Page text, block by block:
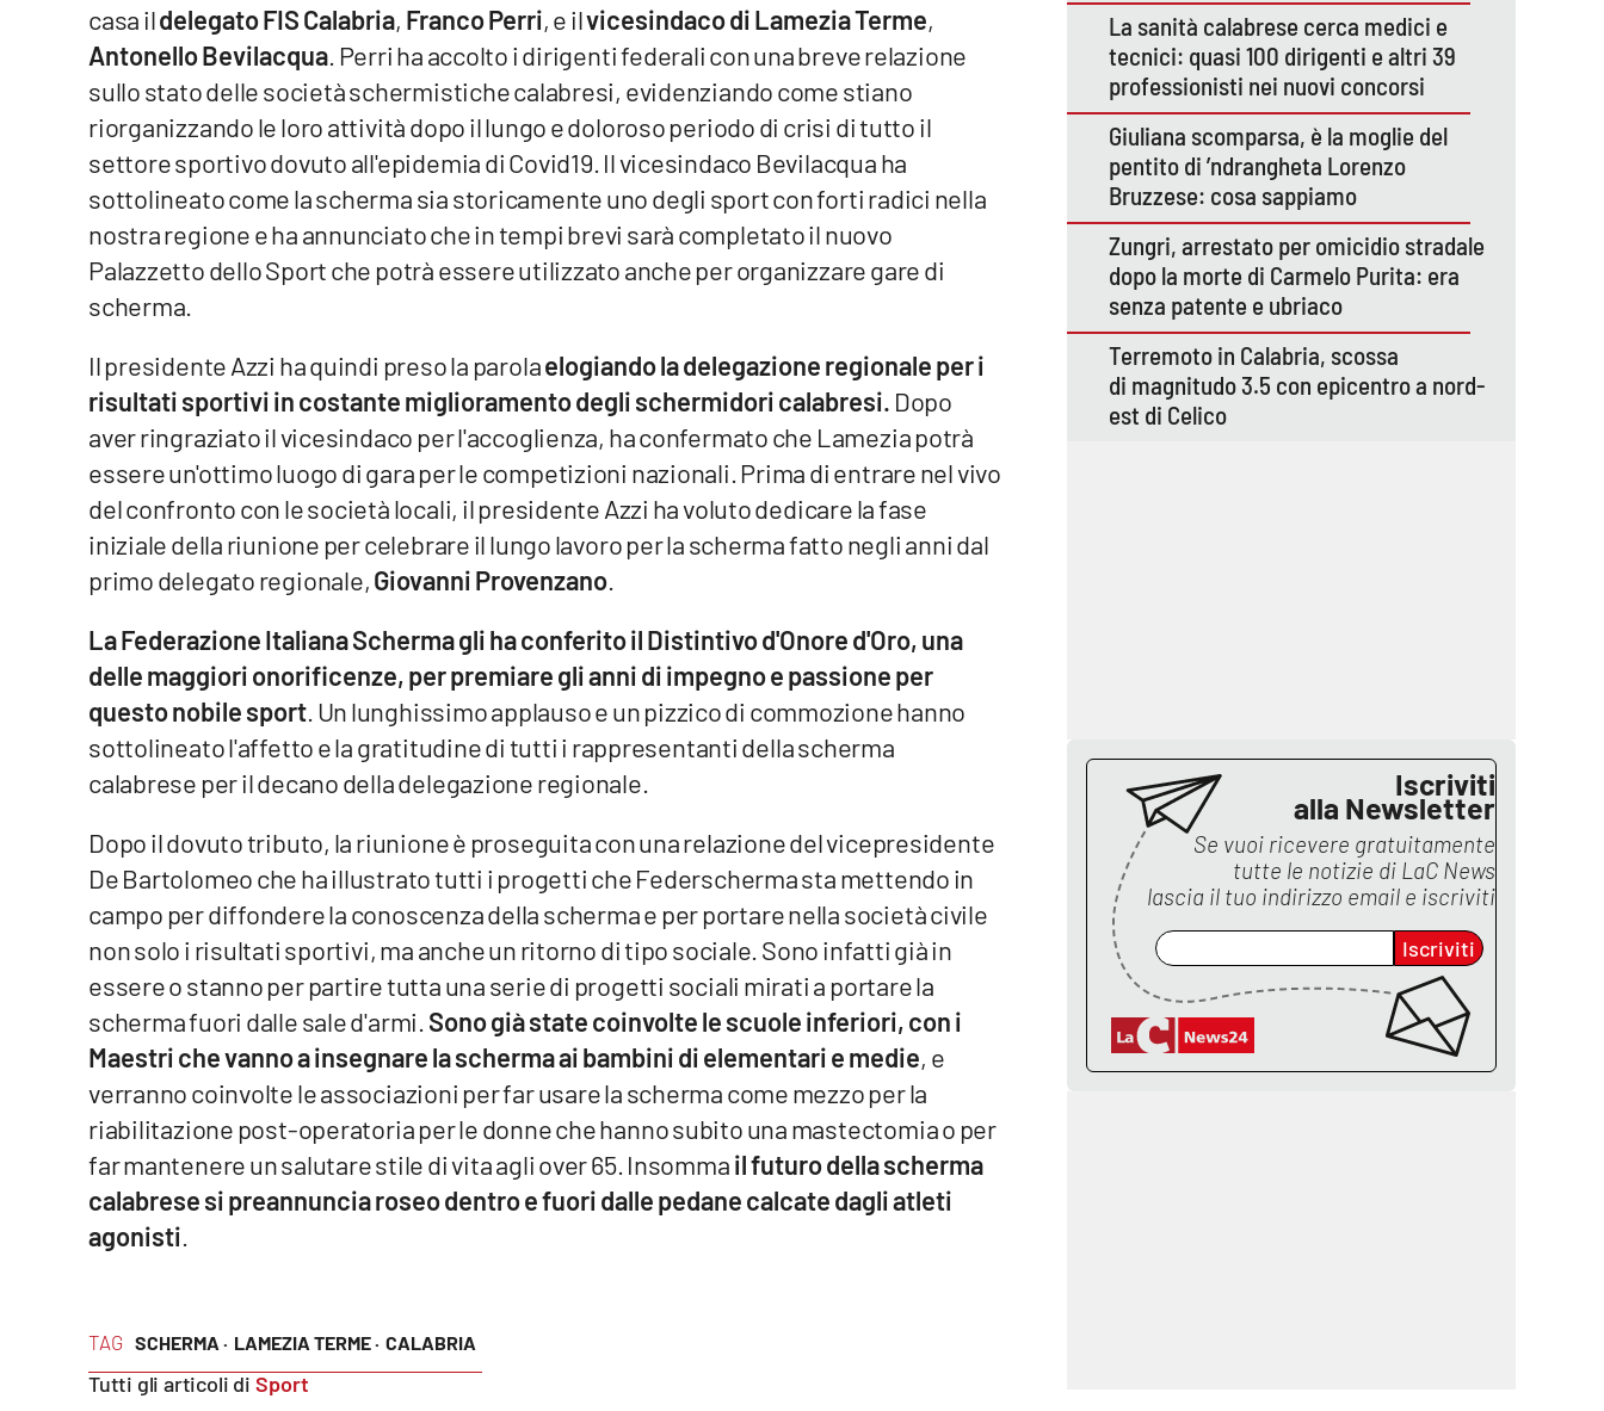
LaC Network
Reggio Calabria
Lamezia Terme
Buona Sanità Calabria
Calabriavisione
Destinazioni
TAG SCHERMA · LAMEZIA TERME · CALABRIA
Tutti gli articoli di Sport
casa ildelegato FIS Calabria, Franco Perri, e ilvicesindaco di Lamezia Terme,
Antonello Bevilacqua . Perri ha accolto i dirigenti federali con una breve relazione
sullo stato delle società schermistiche calabresi, evidenziando come stiano
riorganizzando le loro attività dopo il lungo e doloroso periodo di crisi di tutto il
settore sportivo dovuto all'epidemia di Covid19. Il vicesindaco Bevilacqua ha
sottolineato come la scherma sia storicamente uno degli sport con forti radici nella
nostra regione e ha annunciato che in tempi brevi sarà completato il nuovo
Palazzetto dello Sport che potrà essere utilizzato anche per organizzare gare di
scherma.
Il presidente Azzi ha quindi preso la parolaelogiando la delegazione regionale per i
risultati sportivi in costante miglioramento degli schermidori calabresi. Dopo
aver ringraziato il vicesindaco per l'accoglienza, ha confermato che Lamezia potrà
essere un'ottimo luogo di gara per le competizioni nazionali. Prima di entrare nel vivo
del confronto con le società locali, il presidente Azzi ha voluto dedicare la fase
iniziale della riunione per celebrare il lungo lavoro per la scherma fatto negli anni dal
primo delegato regionale,Giovanni Provenzano
La Federazione Italiana Scherma gli ha conferito il Distintivo d'Onore d'Oro, una
delle maggiori onorificenze, per premiare gli anni di impegno e passione per
questo nobile sport . Un lunghissimo applauso e un pizzico di commozione hanno
sottolineato l'affetto e la gratitudine di tutti i rappresentanti della scherma
calabrese per il decano della delegazione regionale.
Dopo il dovuto tributo, la riunione è proseguita con una relazione del vicepresidente
De Bartolomeo che ha illustrato tutti i progetti che Federscherma sta mettendo in
campo per diffondere la conoscenza della scherma e per portare nella società civile
non solo i risultati sportivi, ma anche un ritorno di tipo sociale. Sono infatti già in
essere o stanno per partire tutta una serie di progetti sociali mirati a portare la
scherma fuori dalle sale d'armi. Sono già state coinvolte le scuole inferiori, con i
Maestri che vanno a insegnare la scherma ai bambini di elementari e medie, e
verranno coinvolte le associazioni per far usare la scherma come mezzo per la
riabilitazione post-operatoria per le donne che hanno subito una mastectomia o per
far mantenere un salutare stile di vita agli over 65. Insommail futuro della scherma
calabrese si preannuncia roseo dentro e fuori dalle pedane calcate dagli atleti
agonisti
La sanità calabrese cerca medici e
tecnici: quasi 100 dirigenti e altri 39
professionisti nei nuovi concorsi
Giuliana scomparsa, è la moglie del
pentito di ’ndrangheta Lorenzo
Bruzzese: cosa sappiamo
Zungri, arrestato per omicidio stradale
dopo la morte di Carmelo Purita: era
senza patente e ubriaco
Terremoto in Calabria, scossa
di magnitudo 3.5 con epicentro a nord-
est di Celico
Iscriviti
alla Newsletter
Se vuoi ricevere gratuitamente
tutte le notizie di LaC News
lascia il tuo indirizzo email e iscriviti
Iscriviti